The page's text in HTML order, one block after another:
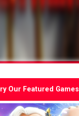
Our Featured Games